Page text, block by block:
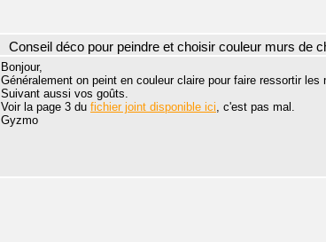
Conseil déco pour peindre et choisir couleur murs de
Bonjour,
Généralement on peint en couleur claire pour faire ressortir
Suivant aussi vos goûts.
Voir la page 3 du fichier joint disponible ici, c'est pas mal.
Gyzmo